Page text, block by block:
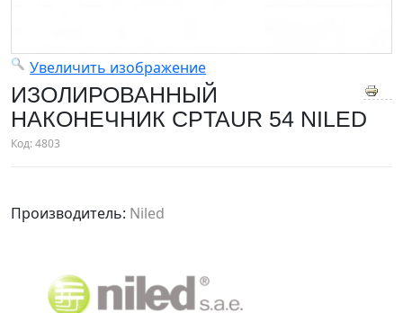
Увеличить изображение
ИЗОЛИРОВАННЫЙ
НАКОНЕЧНИК CPTAUR 54 NILED
Код:4803
Производитель: Niled